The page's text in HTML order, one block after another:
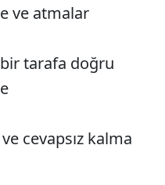
ve atmalar
tarafa doğru
cevapsız kalma